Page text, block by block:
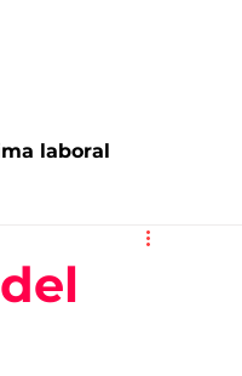
laboral
Posicionamiento